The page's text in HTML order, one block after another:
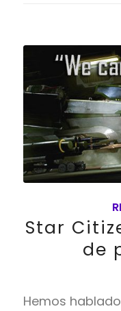
Star
de
Hemos